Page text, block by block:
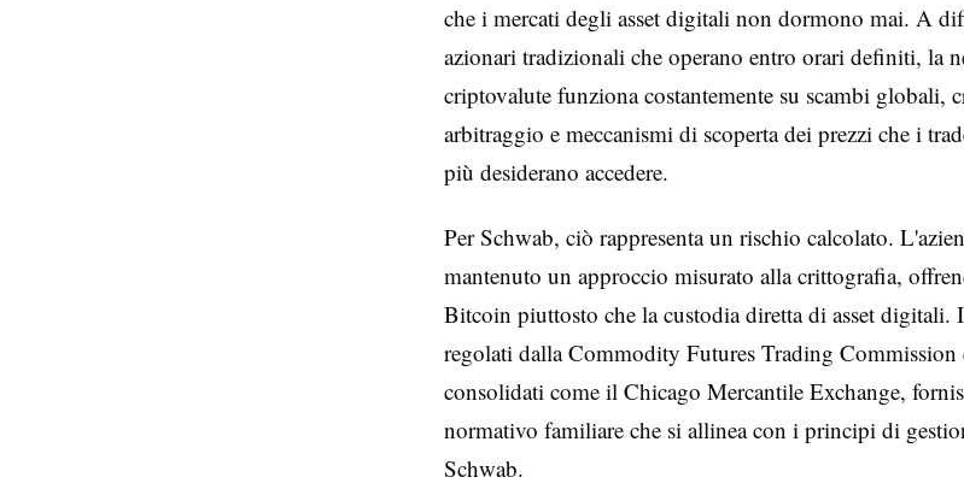
che i mercati degli asset digitali non dormono mai. A
azionari tradizionali che operano entro orari definiti, la
criptovalute funziona costantemente su scambi globali,
arbitraggio e meccanismi di scoperta dei prezzi che i
più desiderano accedere.
Per Schwab, ciò rappresenta un rischio calcolato.
mantenuto un approccio misurato alla crittografia,
Bitcoin piuttosto che la custodia diretta di asset digitali.
regolati dalla Commodity Futures Trading Commission
consolidati come il Chicago Mercantile Exchange,
normativo familiare che si allinea con i principi di
Schwab.